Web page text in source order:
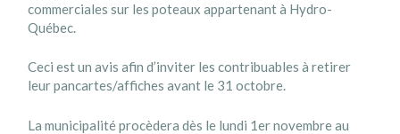
commerciales sur les poteaux appartenant à Hydro-
Québec.
Ceci est un avis afin d’inviter les contribuables à retirer
leur pancartes/affiches avant le 31 octobre.
La municipalité procèdera dès le lundi 1er novembre au